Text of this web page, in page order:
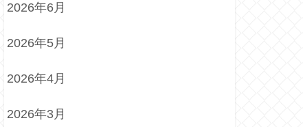
2026年6月
2026年5月
2026年4月
2026年3月